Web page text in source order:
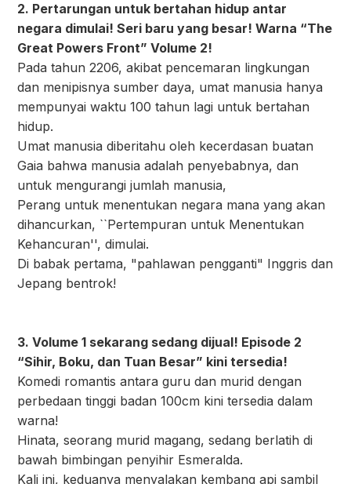
2. Pertarungan untuk bertahan hidup antar
negara dimulai! Seri baru yang besar! Warna “The
Great Powers Front” Volume 2!
Pada tahun 2206, akibat pencemaran lingkungan
dan menipisnya sumber daya, umat manusia hanya
mempunyai waktu 100 tahun lagi untuk bertahan
hidup.
Umat manusia diberitahu oleh kecerdasan buatan
Gaia bahwa manusia adalah penyebabnya, dan
untuk mengurangi jumlah manusia,
Perang untuk menentukan negara mana yang akan
dihancurkan, ``Pertempuran untuk Menentukan
Kehancuran'', dimulai.
Di babak pertama, "pahlawan pengganti" Inggris dan
Jepang bentrok!
3. Volume 1 sekarang sedang dijual! Episode 2
“Sihir, Boku, dan Tuan Besar” kini tersedia!
Komedi romantis antara guru dan murid dengan
perbedaan tinggi badan 100cm kini tersedia dalam
warna!
Hinata, seorang murid magang, sedang berlatih di
bawah bimbingan penyihir Esmeralda.
Kali ini, keduanya menyalakan kembang api sambil